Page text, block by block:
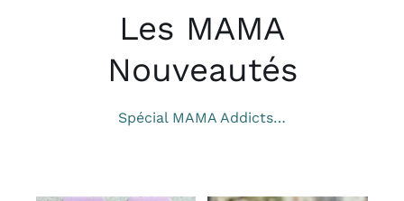
Les MAMA
Nouveautés
Spécial MAMA Addicts…